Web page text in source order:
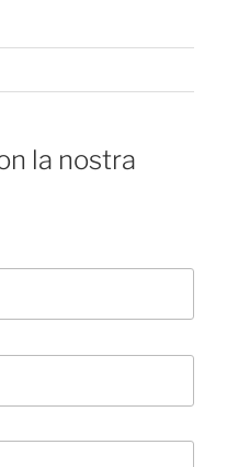
la nostra